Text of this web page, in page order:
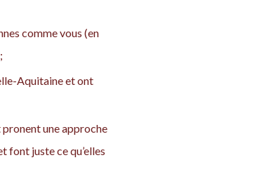
comme vous (en
Aquitaine et ont
une approche
font juste ce qu’elles